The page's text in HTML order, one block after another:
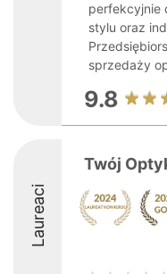
perfekcyjnie
stylu oraz
sprzedaży
9.8
Laureaci
Twój